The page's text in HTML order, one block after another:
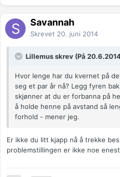
Savannah
Skrevet 20. juni 2014
Lillemus skrev (På
Hvor lenge har du kvernet på
seg et par år nå? Legg fyren
skjønner at du er forbanna på
å holde henne på avstand så
forhold - mener jeg.
Er ikke du litt kjapp nå å trekke
problemstillingen er ikke noe